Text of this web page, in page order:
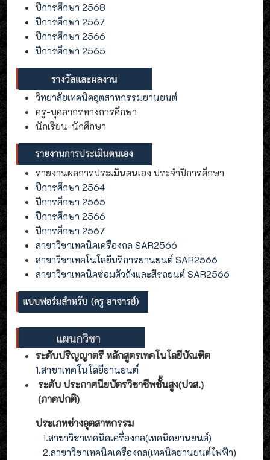
ปีการศึกษา 2568
ปีการศึกษา 2567
ปีการศึกษา 2566
ปีการศึกษา 2565
วิทยาลัยเทคนิคอุตสาหกรรมยานยนต์
ครู-บุคลากรทางการศึกษา
นักเรียน-นักศึกษา
รายงานผลการประเมินตนเอง ประจำปีการศึกษา
ปีการศึกษา 2564
ปีการศึกษา 2565
ปีการศึกษา 2566
ปีการศึกษา 2567
สาขาวิชาเทคนิคเครื่องกล SAR2566
สาขาวิชาเทคโนโลยีบริการยานยนต์ SAR2566
สาขาวิชาเทคนิคซ่อมตัวถังและสีรถยนต์ SAR2566
ระดับปริญญาตรี หลักสูตรเทคโนโลยีบัณฑิต
1.สาขาเทคโนโลยียานยนต์
ระดับ ประกาศนียบัตรวิชาชีพชั้นสูง(ปวส.)
(ภาคปกติ)
ประเภทช่างอุตสาหกรรม
1.สาขาวิชาเทคนิคเครื่องกล(เทคนิคยานยนต์)
2.สาขาวิชาเทคนิคเครื่องกล(เทคนิคยานยนต์ไฟฟ้า)